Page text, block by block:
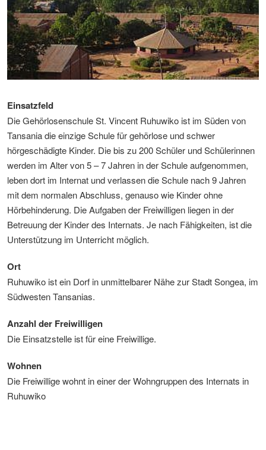
Einsatzfeld
Die Gehörlosenschule St. Vincent Ruhuwiko ist im Süden von
Tansania die einzige Schule für gehörlose und schwer
hörgeschädigte Kinder. Die bis zu 200 Schüler und Schülerinnen
werden im Alter von 5 – 7 Jahren in der Schule aufgenommen,
leben dort im Internat und verlassen die Schule nach 9 Jahren
mit dem normalen Abschluss, genauso wie Kinder ohne
Hörbehinderung. Die Aufgaben der Freiwilligen liegen in der
Betreuung der Kinder des Internats. Je nach Fähigkeiten, ist die
Unterstützung im Unterricht möglich.
Ort
Ruhuwiko ist ein Dorf in unmittelbarer Nähe zur Stadt Songea, im
Südwesten Tansanias.
Anzahl der Freiwilligen
Die Einsatzstelle ist für eine Freiwillige.
Wohnen
Die Freiwillige wohnt in einer der Wohngruppen des Internats in
Ruhuwiko